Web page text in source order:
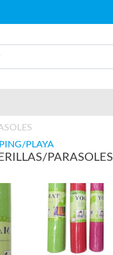
PLAYA
PARASOLES